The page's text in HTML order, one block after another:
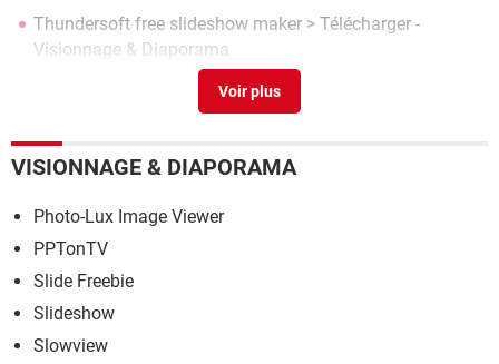
Thundersoft free slideshow maker > Télécharger -
Visionnage & Diaporama
Forum Logiciels
> Guide
VISIONNAGE & DIAPORAMA
Photo-Lux Image Viewer
PPTonTV
Slide Freebie
Slideshow
Slowview